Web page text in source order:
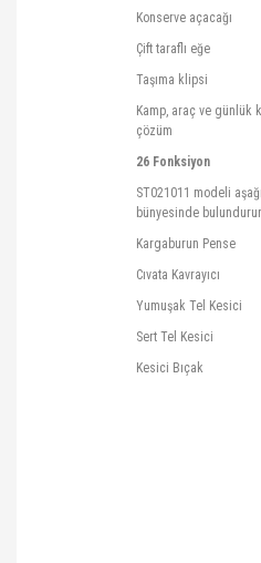
Konserve açacağı
Çift taraflı eğe
Taşıma klipsi
Kamp, araç ve günlük
çözüm
26 Fonksiyon
ST021011 modeli
bünyesinde
Kargaburun Pense
Cıvata Kavrayıcı
Yumuşak Tel Kesici
Sert Tel Kesici
Kesici Bıçak